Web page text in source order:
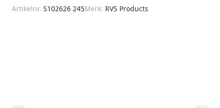
Artikelnr. S102626 245Merk: RVS Products